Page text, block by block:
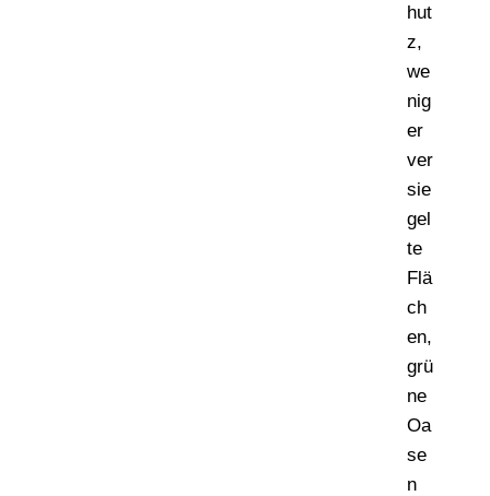
hut
z,
we
nig
er
ver
sie
gel
te
Flä
ch
en,
grü
ne
Oa
se
n